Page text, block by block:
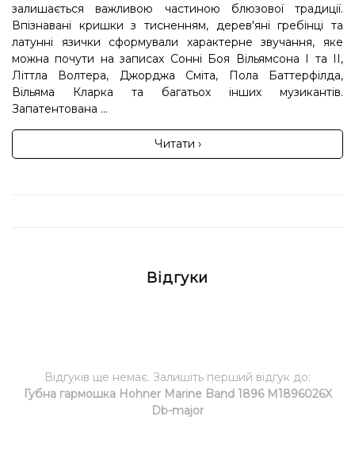
залишається важливою частиною блюзової традиції.
Впізнавані кришки з тисненням, дерев'яні гребінці та
латунні язички сформували характерне звучання, яке
можна почути на записах Сонні Боя Вільямсона I та II,
Літтла Волтера, Джорджа Сміта, Пола Баттерфілда,
Вільяма Кларка та багатьох інших музикантів.
Запатентована ...
Читати ›
Відгуки
Відгуків ще немає. Залишіть перший відгук до:
Губна гармошка Hohner Marine Band 1896 M1896026X
Db-major